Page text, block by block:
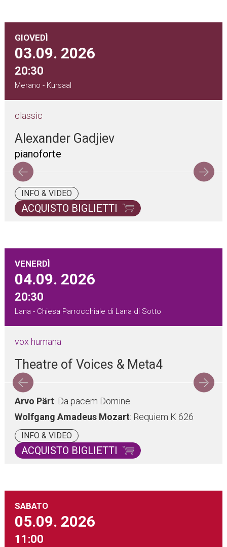
GIOVEDÌ
03.09. 2026
20:30
Merano - Kursaal
classic
Alexander Gadjiev
pianoforte
INFO & VIDEO
ACQUISTO BIGLIETTI
VENERDÌ
04.09. 2026
20:30
Lana - Chiesa Parrocchiale di Lana di Sotto
vox humana
Theatre of Voices & Meta4
Arvo Pärt: Da pacem Domine
Wolfgang Amadeus Mozart: Requiem K 626
INFO & VIDEO
ACQUISTO BIGLIETTI
SABATO
05.09. 2026
11:00